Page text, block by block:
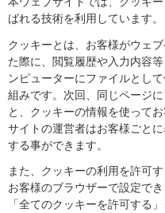
ばれる技術を利用しています。
クッキーとは、お客様がウェ
た際に、閲覧履歴や入力内容
ンピューターにファイルとし
組みです。次回、同じページ
と、クッキーの情報を使ってお
サイトの運営者はお客様ごと
する事ができます。
また、クッキーの利用を許可す
お客様のブラウザーで設定で
「全てのクッキーを許可する